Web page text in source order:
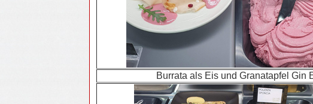
Burrata als Eis und Granatapfel Gin